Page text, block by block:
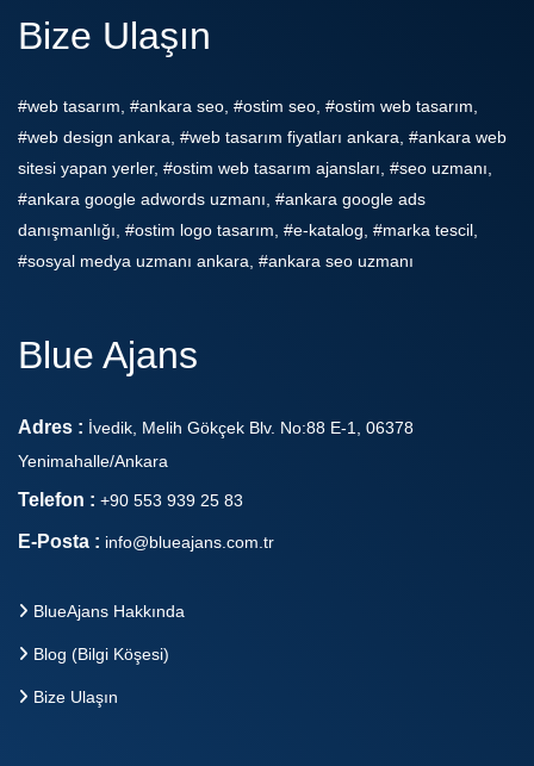
Bize Ulaşın
#web tasarım, #ankara seo, #ostim seo, #ostim web tasarım,
#web design ankara, #web tasarım fiyatları ankara, #ankara web
sitesi yapan yerler, #ostim web tasarım ajansları, #seo uzmanı,
#ankara google adwords uzmanı, #ankara google ads
danışmanlığı, #ostim logo tasarım, #e-katalog, #marka tescil,
#sosyal medya uzmanı ankara, #ankara seo uzmanı
Blue Ajans
Adres : İvedik, Melih Gökçek Blv. No:88 E-1, 06378
Yenimahalle/Ankara
Telefon : +90 553 939 25 83
E-Posta : info@blueajans.com.tr
BlueAjans Hakkında
Blog (Bilgi Köşesi)
Bize Ulaşın